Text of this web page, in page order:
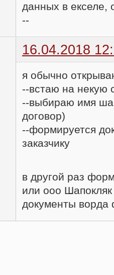
данных в екселе,
--
16.04.2018
я обычно
--встаю на некую
--выбираю имя
договор)
--формируется
заказчику
в другой раз
или ооо Шапокляк
документы ворда